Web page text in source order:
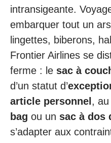
intransigeante.
embarquer tout un
lingettes, biberons,
Frontier Airlines se
ferme : le sac à
d’un statut d’
article personnel , au
bag ou un sac à dos
s’adapter aux